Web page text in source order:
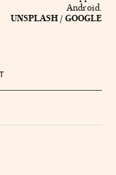
Android.
UNSPLASH / GOOGLE